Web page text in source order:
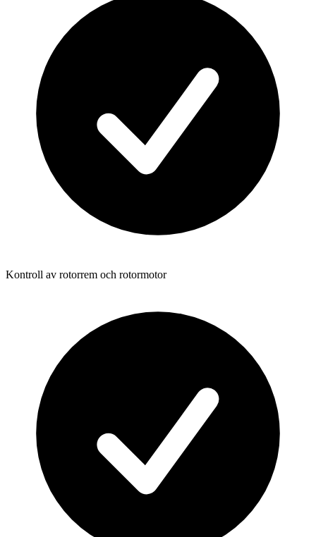
Kontroll av rotorrem och rotormotor